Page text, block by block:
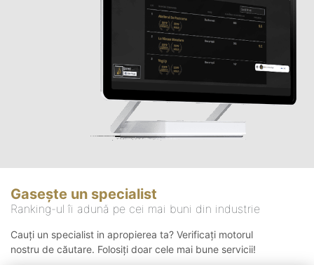
Gasește un specialist
Ranking-ul îi adună pe cei mai buni din industrie
Cauți un specialist in apropierea ta? Verificați motorul
nostru de căutare. Folosiți doar cele mai bune servicii!